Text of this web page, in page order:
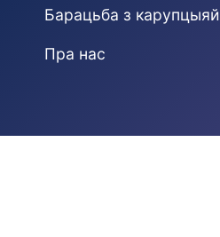
Барацьба з карупцыяй
Пра нас